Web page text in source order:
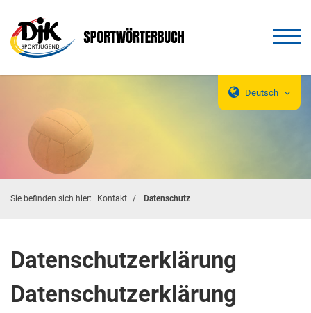
Deutsch
Sie befinden sich hier: Kontakt Datenschutz
Datenschutzerklärung
Datenschutzerklärung